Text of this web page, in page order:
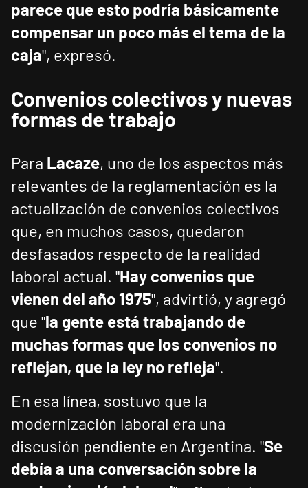
parece que esto podría básicamente
compensar un poco más el tema de la
caja", expresó.
Convenios colectivos y nuevas
formas de trabajo
Para Lacaze, uno de los aspectos más
relevantes de la reglamentación es la
actualización de convenios colectivos
que, en muchos casos, quedaron
desfasados respecto de la realidad
laboral actual. "Hay convenios que
vienen del año 1975", advirtió, y agregó
que "la gente está trabajando de
muchas formas que los convenios no
reflejan, que la ley no refleja".
En esa línea, sostuvo que la
modernización laboral era una
discusión pendiente en Argentina. "Se
debía a una conversación sobre la